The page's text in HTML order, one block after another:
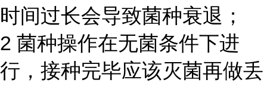
时间过长会导致菌种衰退；
2 菌种操作在无菌条件下进
行，接种完毕应该灭菌再做丢